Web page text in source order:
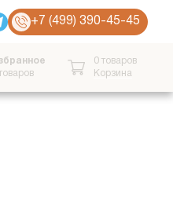
+7 (499) 390-45-45
0 товаров
Корзина